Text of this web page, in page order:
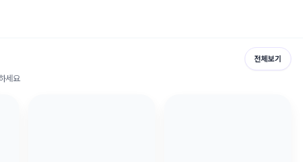
세요
전체보기